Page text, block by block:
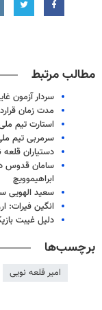
مطالب مرتبط
سردار آزمون
مدت زمان
استارت تیم
سرمربی تیم
دستیاران
سامان قدوس
ابراهیموویچ
سعید الهویی
انگین فیرات:
دلیل غیبت
برچسب‌ها
امیر قلعه نویی